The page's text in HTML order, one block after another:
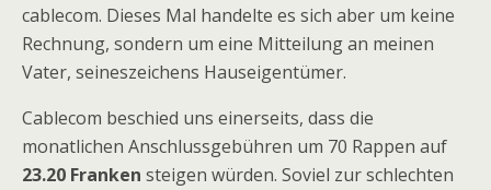
cablecom. Dieses Mal handelte es sich aber um keine
Rechnung, sondern um eine Mitteilung an meinen
Vater, seineszeichens Hauseigentümer.
Cablecom beschied uns einerseits, dass die
monatlichen Anschlussgebühren um 70 Rappen auf
23.20 Franken steigen würden. Soviel zur schlechten